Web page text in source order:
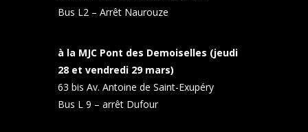
Bus L2 – Arrêt Naurouze
à la MJC Pont des Demoiselles (jeudi
28 et vendredi 29 mars)
63 bis Av. Antoine de Saint-Exupéry
Bus L 9 – arrêt Dufour